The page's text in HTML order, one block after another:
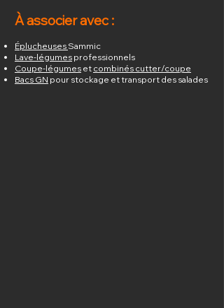
À associer avec :
Éplucheuses Sammic
Lave-légumes professionnels
Coupe-légumes et combinés cutter/coupe
Bacs GN pour stockage et transport des salades